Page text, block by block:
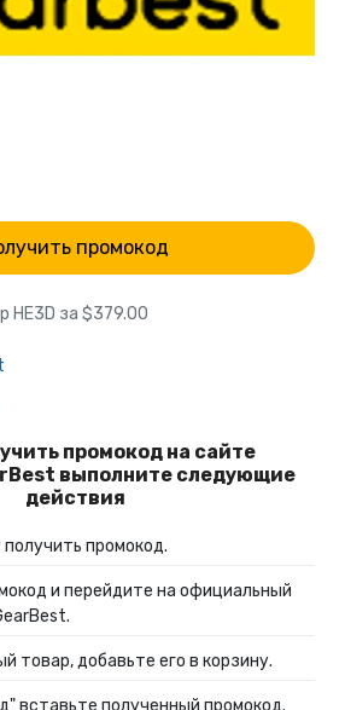
промокод
HE3D за $379.00
промокод на сайте
выполните следующие
действия
промокод.
и перейдите на официальный
товар, добавьте его в корзину.
вставьте полученный промокод.